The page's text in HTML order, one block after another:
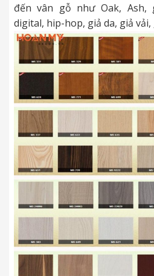
đến vân gỗ như Oak, Ash,
digital, hip-hop, giả da, giả